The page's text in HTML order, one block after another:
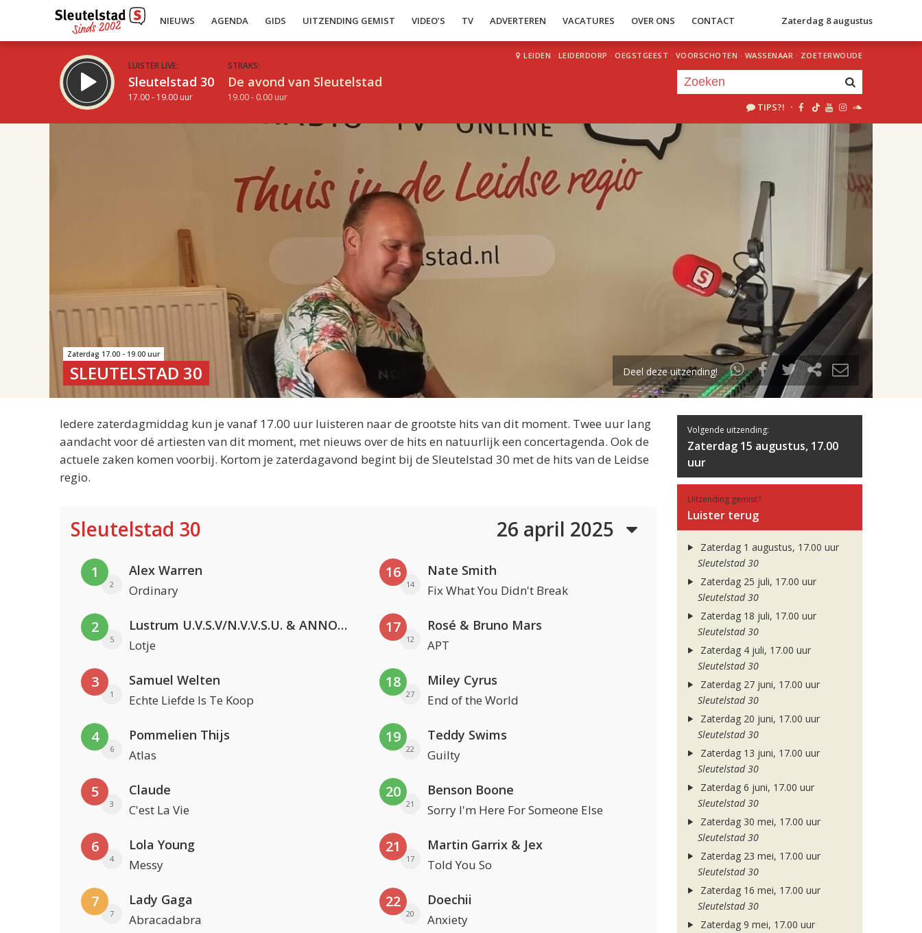
NIEUWS AGENDA GIDS UITZENDING GEMIST VIDEO’S TV ADVERTEREN VACATURES OVER ONS CONTACT Zaterdag 8 augustus
LUISTER LIVE:
Sleutelstad 30
17.00 - 19.00 uur
STRAKS:
De avond van Sleutelstad
19.00 - 0.00 uur
LEIDEN · LEIDERDORP · OEGSTGEEST · VOORSCHOTEN · WASSENAAR · ZOETERWOUDE
TIPS?! ·
uur 1 van 2
Volgend uur
Zaterdag 17.00 - 19.00 uur
SLEUTELSTAD 30 Deel deze uitzending!
Iedere zaterdagmiddag kun je vanaf 17.00 uur luisteren naar de grootste hits van dit moment. Twee uur lang
aandacht voor dé artiesten van dit moment, met nieuws over de hits en natuurlijk een concertagenda. Ook de
actuele zaken komen voorbij. Kortom je zaterdagavond begint bij de Sleutelstad 30 met de hits van de Leidse
regio.
Sleutelstad 30 26 april 2025
1
2
Alex Warren
Ordinary
2
5
Lustrum U.V.S.V/N.V.V.S.U. & ANNO ONS & Jopke van Dobbenburgh & Roeland Beelen
Lotje
3
1
Samuel Welten
Echte Liefde Is Te Koop
4
6
Pommelien Thijs
Atlas
5
3
Claude
C'est La Vie
6
4
Lola Young
Messy
7
7
Lady Gaga
Abracadabra
16
14
Nate Smith
Fix What You Didn't Break
17
12
Rosé & Bruno Mars
APT
18
27
Miley Cyrus
End of the World
19
22
Teddy Swims
Guilty
20
21
Benson Boone
Sorry I'm Here For Someone Else
21
17
Martin Garrix & Jex
Told You So
22
20
Doechii
Anxiety
Volgende uitzending:
Zaterdag 15 augustus, 17.00
uur
Uitzending gemist?
Luister terug
Zaterdag 1 augustus, 17.00 uur
Sleutelstad 30
Zaterdag 25 juli, 17.00 uur
Sleutelstad 30
Zaterdag 18 juli, 17.00 uur
Sleutelstad 30
Zaterdag 4 juli, 17.00 uur
Sleutelstad 30
Zaterdag 27 juni, 17.00 uur
Sleutelstad 30
Zaterdag 20 juni, 17.00 uur
Sleutelstad 30
Zaterdag 13 juni, 17.00 uur
Sleutelstad 30
Zaterdag 6 juni, 17.00 uur
Sleutelstad 30
Zaterdag 30 mei, 17.00 uur
Sleutelstad 30
Zaterdag 23 mei, 17.00 uur
Sleutelstad 30
Zaterdag 16 mei, 17.00 uur
Sleutelstad 30
Zaterdag 9 mei, 17.00 uur